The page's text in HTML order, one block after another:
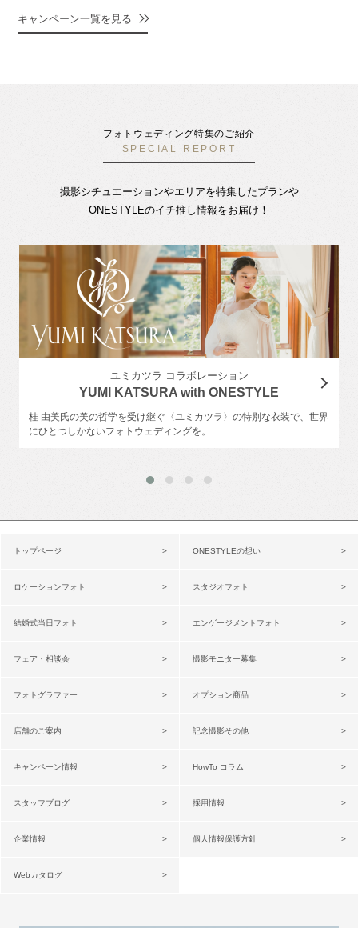
キャンペーン一覧を見る
フォトウェディング特集のご紹介
SPECIAL REPORT
撮影シチュエーションやエリアを特集したプランや
ONESTYLEのイチ推し情報をお届け！
ユミカツラ コラボレーション
YUMI KATSURA with ONESTYLE
桂 由美氏の美の哲学を受け継ぐ〈ユミカツラ〉の特別な衣装で、世界
にひとつしかないフォトウェディングを。
トップページ ONESTYLEの想い
ロケーションフォト スタジオフォト
結婚式当日フォト エンゲージメントフォト
フェア・相談会 撮影モニター募集
フォトグラファー オプション商品
店舗のご案内 記念撮影その他
キャンペーン情報 HowTo コラム
スタッフブログ 採用情報
企業情報 個人情報保護方針
Webカタログ